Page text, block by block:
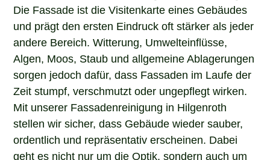
Die Fassade ist die Visitenkarte eines Gebäudes
und prägt den ersten Eindruck oft stärker als jeder
andere Bereich. Witterung, Umwelteinflüsse,
Algen, Moos, Staub und allgemeine Ablagerungen
sorgen jedoch dafür, dass Fassaden im Laufe der
Zeit stumpf, verschmutzt oder ungepflegt wirken.
Mit unserer Fassadenreinigung in Hilgenroth
stellen wir sicher, dass Gebäude wieder sauber,
ordentlich und repräsentativ erscheinen. Dabei
geht es nicht nur um die Optik, sondern auch um